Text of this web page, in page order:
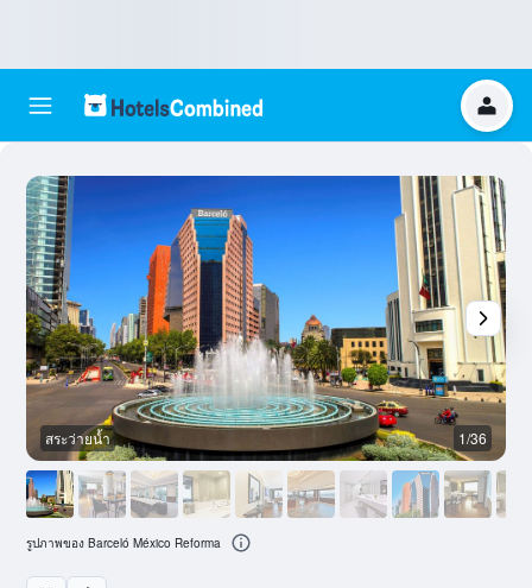
สระว่ายน้ำ 1/36
รูปภาพของ Barceló México Reforma